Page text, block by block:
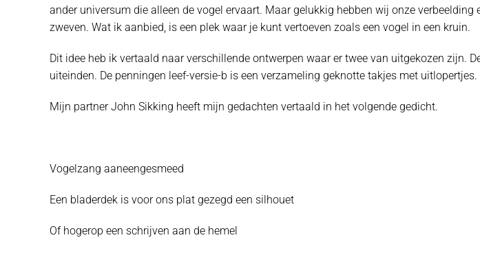
ander universum die alleen de vogel ervaart. Maar gelukkig hebben wij onze
zweven. Wat ik aanbied, is een plek waar je kunt vertoeven zoals een vogel in een kruin.
Dit idee heb ik vertaald naar verschillende ontwerpen waar er twee van uitgekozen zijn.
uiteinden. De penningen leef-versie-b is een verzameling geknotte takjes met uitlopertjes.
Mijn partner John Sikking heeft mijn gedachten vertaald in het volgende gedicht.
Vogelzang aaneengesmeed
Een bladerdek is voor ons plat gezegd een silhouet
Of hogerop een schrijven aan de hemel